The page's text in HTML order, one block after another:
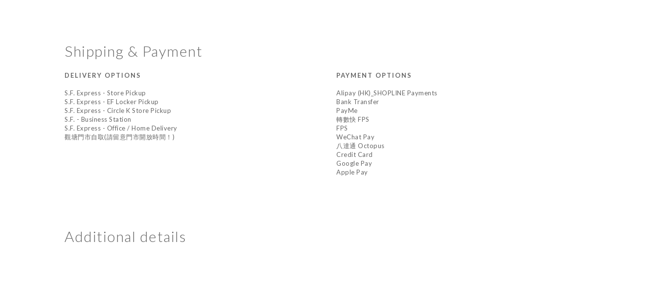
Shipping & Payment
DELIVERY OPTIONS
S.F. Express - Store Pickup
S.F. Express - EF Locker Pickup
S.F. Express - Circle K Store Pickup
S.F. - Business Station
S.F. Express - Office / Home Delivery
觀塘門市自取(請留意門市開放時間！)
PAYMENT OPTIONS
Alipay (HK)_SHOPLINE Payments
Bank Transfer
PayMe
轉數快 FPS
FPS
WeChat Pay
八達通 Octopus
Credit Card
Google Pay
Apple Pay
Additional details